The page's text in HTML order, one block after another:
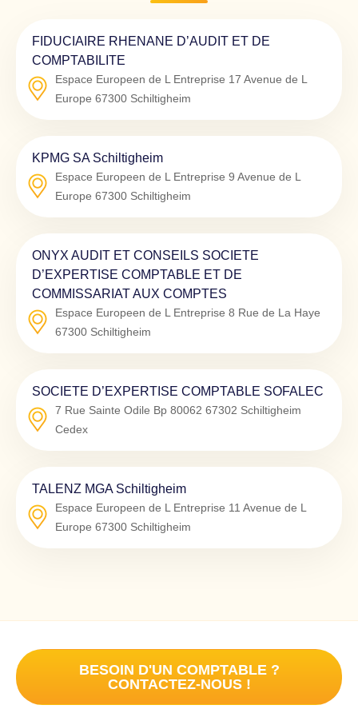
FIDUCIAIRE RHENANE D’AUDIT ET DE
COMPTABILITE
Espace Europeen de L Entreprise 17 Avenue de L
Europe 67300 Schiltigheim
KPMG SA Schiltigheim
Espace Europeen de L Entreprise 9 Avenue de L
Europe 67300 Schiltigheim
ONYX AUDIT ET CONSEILS SOCIETE
D’EXPERTISE COMPTABLE ET DE
COMMISSARIAT AUX COMPTES
Espace Europeen de L Entreprise 8 Rue de La Haye
67300 Schiltigheim
SOCIETE D’EXPERTISE COMPTABLE SOFALEC
7 Rue Sainte Odile Bp 80062 67302 Schiltigheim
Cedex
TALENZ MGA Schiltigheim
Espace Europeen de L Entreprise 11 Avenue de L
Europe 67300 Schiltigheim
BESOIN D'UN COMPTABLE ?
CONTACTEZ-NOUS !